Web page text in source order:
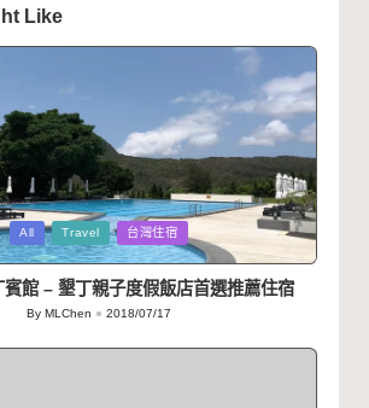
Like
All Travel 台灣住宿
館 – 墾丁親子度假飯店首選推薦住宿
Posted
By MLChen 2018/07/17